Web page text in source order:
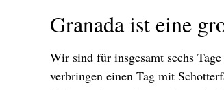
Granada ist eine
Wir sind für insgesamt sechs
verbringen einen Tag mit